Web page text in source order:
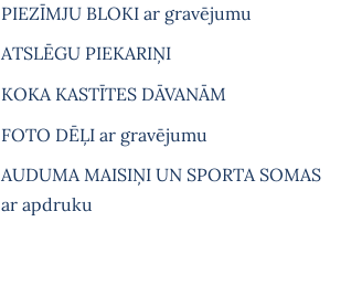
PIEZĪMJU BLOKI ar gravējumu
ATSLĒGU PIEKARIŅI
KOKA KASTĪTES DĀVANĀM
FOTO DĒĻI ar gravējumu
AUDUMA MAISIŅI UN SPORTA SOMAS
ar apdruku